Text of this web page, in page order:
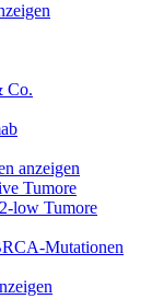
Co.
anzeigen
Tumore
low Tumore
Mutationen